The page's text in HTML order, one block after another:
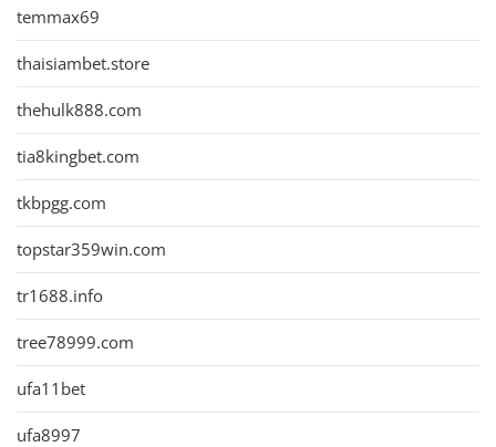
temmax69
thaisiambet.store
thehulk888.com
tia8kingbet.com
tkbpgg.com
topstar359win.com
tr1688.info
tree78999.com
ufa11bet
ufa8997